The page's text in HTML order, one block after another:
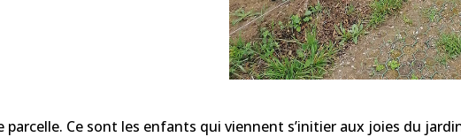
parcelle. Ce sont les enfants qui viennent s’initier aux joies du